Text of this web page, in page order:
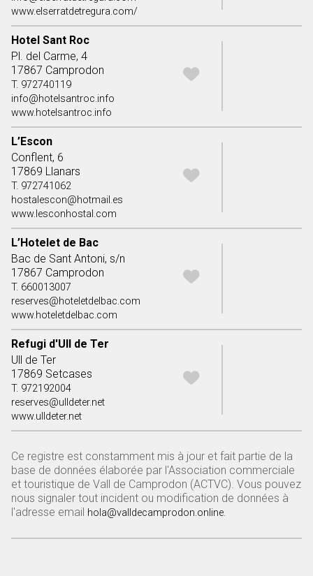
www.elserratdetregura.com/
Hotel Sant Roc
Pl. del Carme, 4
17867 Camprodon
T. 972740119
info@hotelsantroc.info
www.hotelsantroc.info
L’Escon
Conflent, 6
17869 Llanars
T. 972741062
hostalescon@hotmail.es
www.lesconhostal.com
L’Hotelet de Bac
Bac de Sant Antoni, s/n
17867 Camprodon
T. 660013007
reserves@hoteletdelbac.com
www.hoteletdelbac.com
Refugi d'Ull de Ter
Ull de Ter
17869 Setcases
T. 972192004
reserves@ulldeter.net
www.ulldeter.net
Ce registre est constamment mis à jour et fait partie de la
base de données élaborée par l'Association commerciale
et touristique de Vall de Camprodon (ACTVC). Vous pouvez
nous signaler tout incident ou modification de données à
l'adresse email​​​​​​​ hola@valldecamprodon.online.